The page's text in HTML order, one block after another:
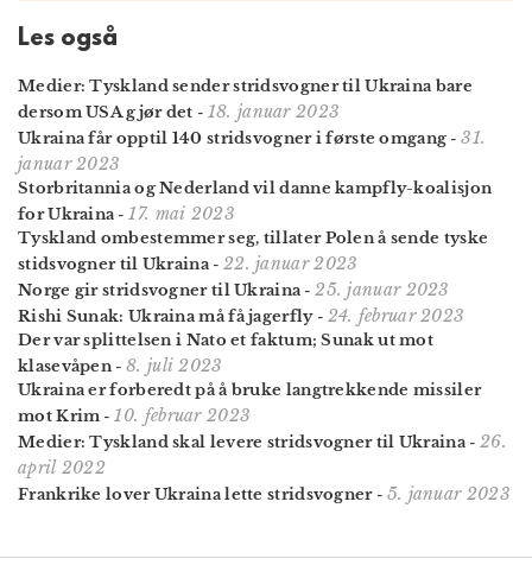
Les også
Medier: Tyskland sender stridsvogner til Ukraina bare
dersom USA gjør det - 18. januar 2023
Ukraina får opptil 140 stridsvogner i første omgang -31.
januar 2023
Storbritannia og Nederland vil danne kampfly-koalisjon
for Ukraina -17. mai 2023
Tyskland ombestemmer seg, tillater Polen å sende tyske
stidsvogner til Ukraina- 22. januar 2023
Norge gir stridsvogner til Ukraina -25. januar 2023
Rishi Sunak: Ukraina må få jagerfly- 24. februar 2023
Der var splittelsen i Nato et faktum; Sunak ut mot
klasevåpen- 8. juli 2023
Ukraina er forberedt på å bruke langtrekkende missiler
mot Krim -10. februar 2023
Medier: Tyskland skal levere stridsvogner til Ukraina- 26.
april 2022
Frankrike lover Ukraina lette stridsvogner- 5. januar 2023